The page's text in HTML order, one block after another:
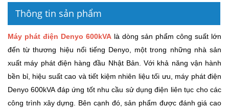
Thông tin sản phẩm
Máy phát điện Denyo 600kVA là dòng sản phẩm công suất lớn
đến từ thương hiệu nổi tiếng Denyo, một trong những nhà sản
xuất máy phát điện hàng đầu Nhật Bản. Với khả năng vận hành
bền bỉ, hiệu suất cao và tiết kiệm nhiên liệu tối ưu, máy phát điện
Denyo 600kVA đáp ứng tốt nhu cầu sử dụng điện liên tục cho các
công trình xây dựng. Bên cạnh đó, sản phẩm được đánh giá cao